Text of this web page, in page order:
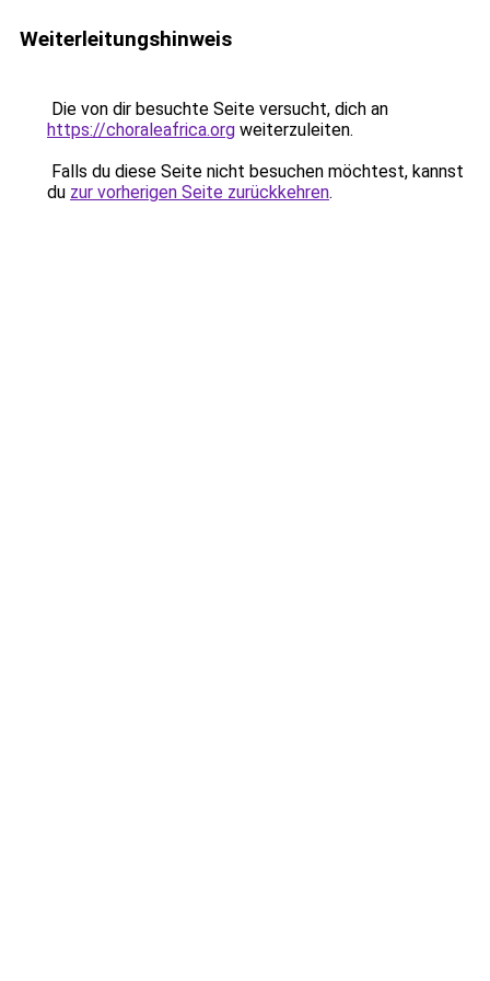
Weiterleitungshinweis
Die von dir besuchte Seite versucht, dich an
https://choraleafrica.org weiterzuleiten.
Falls du diese Seite nicht besuchen möchtest, kannst
du zur vorherigen Seite zurückkehren.